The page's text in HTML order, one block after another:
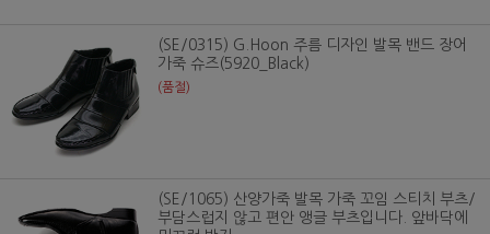
(SE/0315) G.Hoon 주름 디자인 발목 밴드 장어
가죽 슈즈(5920_Black)
(품절)
(SE/1065) 산양가죽 발목 가죽 꼬임 스티치 부츠/
부담스럽지 않고 편안 앵글 부츠입니다. 앞바닥에